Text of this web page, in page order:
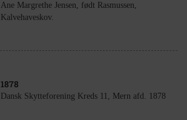
Ane Margrethe Jensen, født Rasmussen,
Kalvehaveskov.
1878
Dansk Skytteforening Kreds 11, Mern afd. 1878